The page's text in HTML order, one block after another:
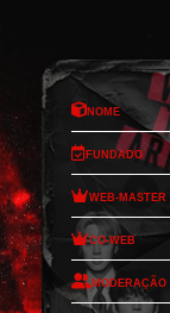
Nome
Fundado
Web-Master
Co-Web
Moderação